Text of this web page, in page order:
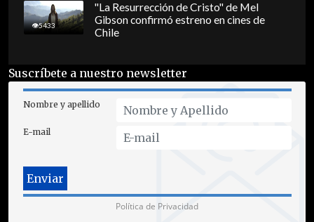
5433
"La Resurrección de Cristo" de Mel
Gibson confirmó estreno en cines de
Chile
Suscríbete a nuestro newsletter
Nombre y apellido
E-mail
Política de Privacidad